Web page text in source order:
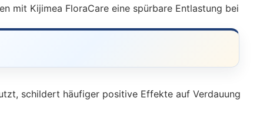
mit Kijimea FloraCare eine spürbare Entlastung bei
schildert häufiger positive Effekte auf Verdauung